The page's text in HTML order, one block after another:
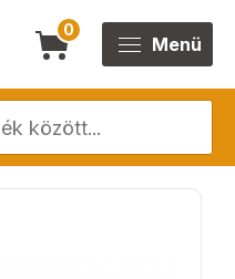
0
Menü